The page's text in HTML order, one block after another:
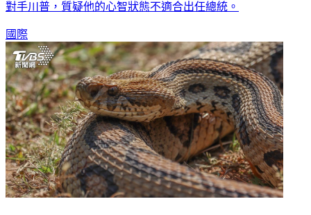
對手川普，質疑他的心智狀態不適合出任總統。
國際